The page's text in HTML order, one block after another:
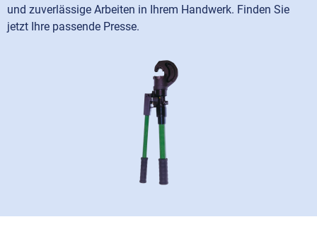
und zuverlässige Arbeiten in Ihrem Handwerk. Finden Sie
jetzt Ihre passende Presse.